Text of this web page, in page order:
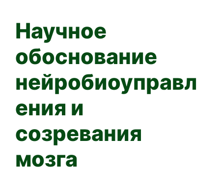
Научное
обоснование
нейробиоуправл
ения и
созревания
мозга